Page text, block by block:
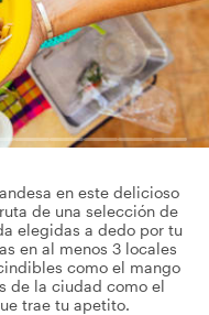
en este delicioso
de una selección de
elegidas a dedo por tu
en al menos 3 locales
como el mango
de la ciudad como el
trae tu apetito.